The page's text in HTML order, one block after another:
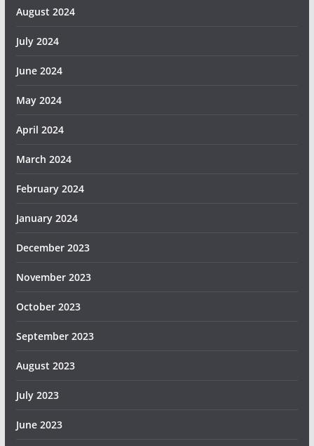
August 2024
July 2024
June 2024
May 2024
April 2024
March 2024
February 2024
January 2024
December 2023
November 2023
October 2023
September 2023
August 2023
July 2023
June 2023